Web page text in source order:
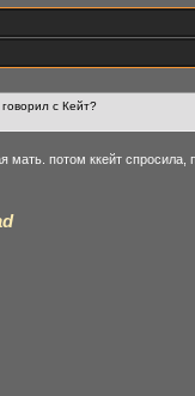
с Кейт?
потом ккейт спросила,